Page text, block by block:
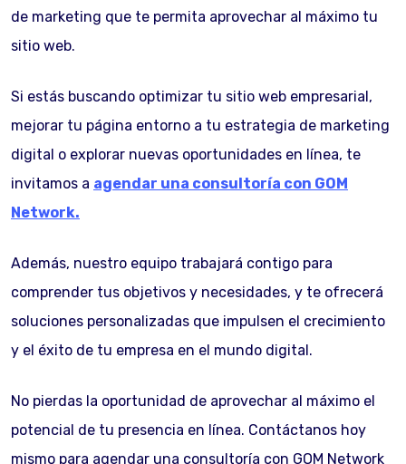
de marketing que te permita aprovechar al máximo tu
sitio web.
Si estás buscando optimizar tu sitio web empresarial,
mejorar tu página entorno a tu estrategia de marketing
digital o explorar nuevas oportunidades en línea, te
invitamos a agendar una consultoría con GOM
Network.
Además, nuestro equipo trabajará contigo para
comprender tus objetivos y necesidades, y te ofrecerá
soluciones personalizadas que impulsen el crecimiento
y el éxito de tu empresa en el mundo digital.
No pierdas la oportunidad de aprovechar al máximo el
potencial de tu presencia en línea. Contáctanos hoy
mismo para agendar una consultoría con GOM Network